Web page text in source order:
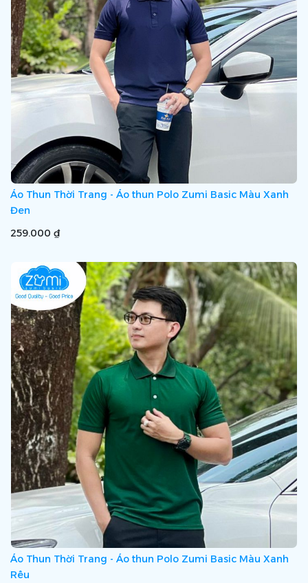
Áo Thun Thời Trang - Áo thun Polo Zumi Basic Màu Xanh
Đen
259.000 ₫
Áo Thun Thời Trang - Áo thun Polo Zumi Basic Màu Xanh
Rêu